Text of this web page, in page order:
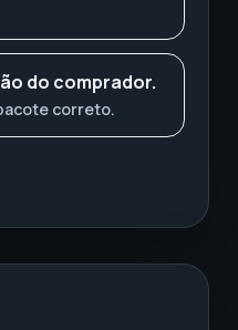
do comprador.
correto.